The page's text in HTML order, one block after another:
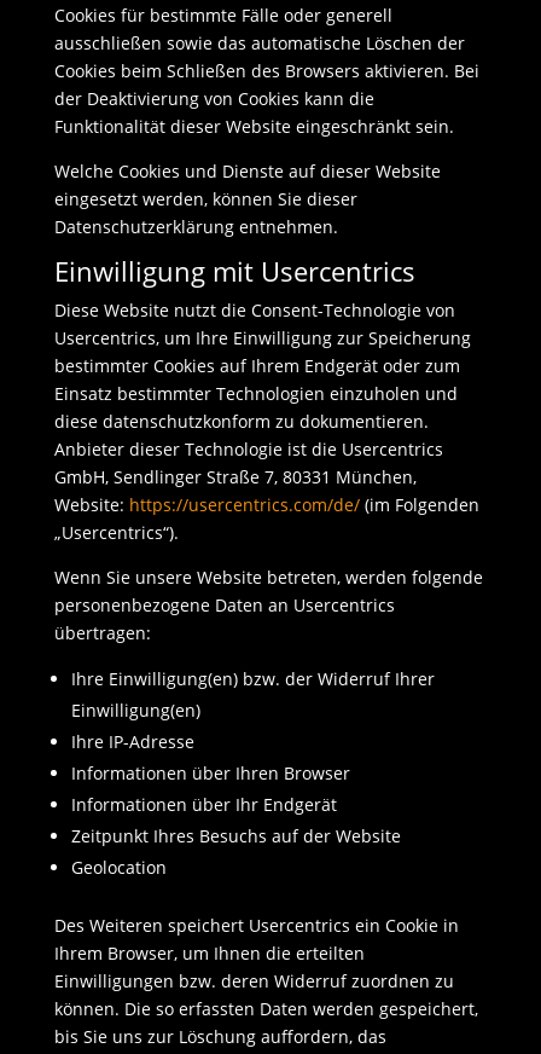
Cookies für bestimmte Fälle oder generell
ausschließen sowie das automatische Löschen der
Cookies beim Schließen des Browsers aktivieren. Bei
der Deaktivierung von Cookies kann die
Funktionalität dieser Website eingeschränkt sein.
Welche Cookies und Dienste auf dieser Website
eingesetzt werden, können Sie dieser
Datenschutzerklärung entnehmen.
Einwilligung mit Usercentrics
Diese Website nutzt die Consent-Technologie von
Usercentrics, um Ihre Einwilligung zur Speicherung
bestimmter Cookies auf Ihrem Endgerät oder zum
Einsatz bestimmter Technologien einzuholen und
diese datenschutzkonform zu dokumentieren.
Anbieter dieser Technologie ist die Usercentrics
GmbH, Sendlinger Straße 7, 80331 München,
Website: https://usercentrics.com/de/(im Folgenden
„Usercentrics“).
Wenn Sie unsere Website betreten, werden folgende
personenbezogene Daten an Usercentrics
übertragen:
Ihre Einwilligung(en) bzw. der Widerruf Ihrer
Einwilligung(en)
Ihre IP-Adresse
Informationen über Ihren Browser
Informationen über Ihr Endgerät
Zeitpunkt Ihres Besuchs auf der Website
Geolocation
Des Weiteren speichert Usercentrics ein Cookie in
Ihrem Browser, um Ihnen die erteilten
Einwilligungen bzw. deren Widerruf zuordnen zu
können. Die so erfassten Daten werden gespeichert,
bis Sie uns zur Löschung auffordern, das